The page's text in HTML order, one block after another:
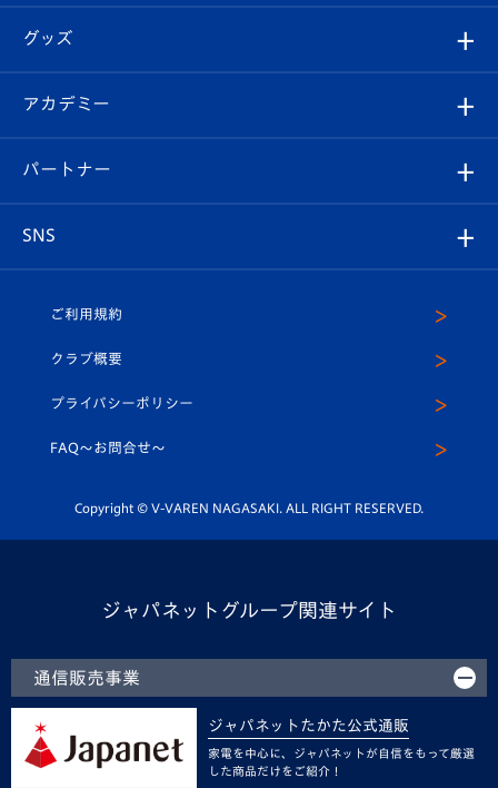
チケット
イベント
メディア
ホームタウン
スタッフプロフィール
マスコット紹介
平和祈念活動
ホームタウン活動
はじめての観戦ガイド
Revive Team
ヴィヴィくんの長崎おもてなしガイド
フォトギャラリー
スタジアムグルメ
チケット
V-LOVERS（ファンクラブ）
プレイヤーズスイート
グッズ
オンラインショップ
店舗情報
アカデミー
育成からのお知らせ
U-18
スクール
パートナー
SNS
ヴィヴィくんインスタグラム
公式LINE＠
ご利用規約
クラブ概要
プライバシーポリシー
FAQ〜お問合せ〜
Copyright © V-VAREN NAGASAKI. ALL RIGHT RESERVED.
ジャパネットグループ関連サイト
通信販売事業
ジャパネットたかた公式通販
家電を中心に、ジャパネットが自信をもって厳選
した商品だけをご紹介！